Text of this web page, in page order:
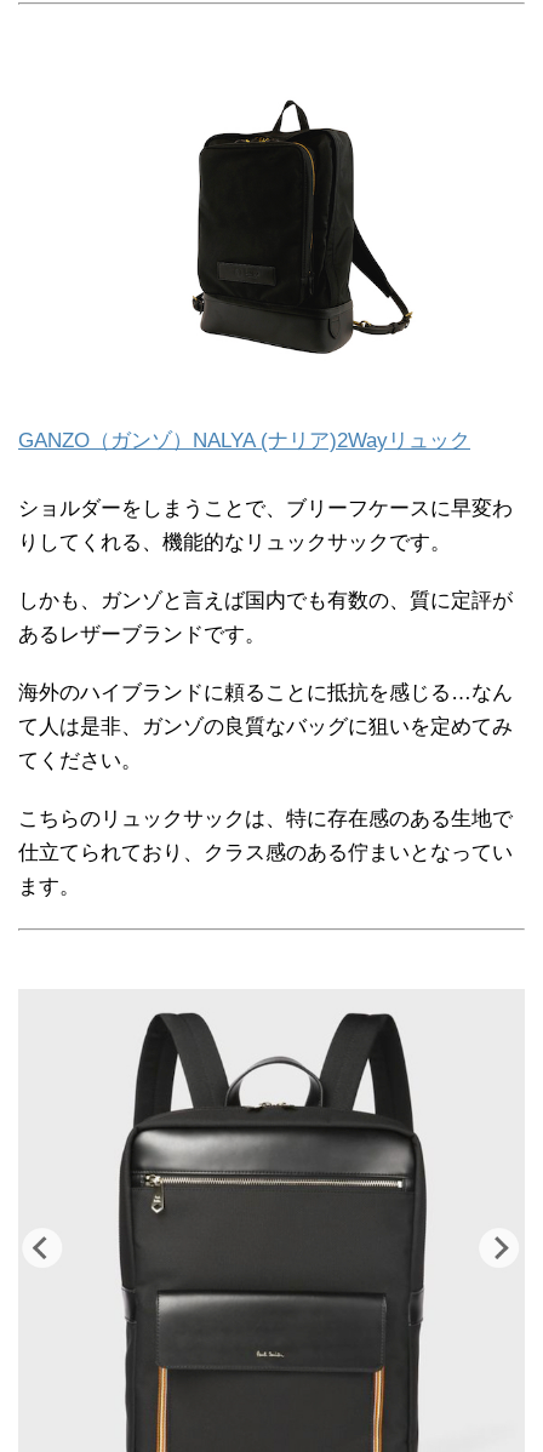
GANZO（ガンゾ）NALYA (ナリア)2Wayリュック
ショルダーをしまうことで、ブリーフケースに早変わ
りしてくれる、機能的なリュックサックです。
しかも、ガンゾと言えば国内でも有数の、質に定評が
あるレザーブランドです。
海外のハイブランドに頼ることに抵抗を感じる…なん
て人は是非、ガンゾの良質なバッグに狙いを定めてみ
てください。
こちらのリュックサックは、特に存在感のある生地で
仕立てられており、クラス感のある佇まいとなってい
ます。